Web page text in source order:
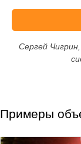
Сергей
Примеры